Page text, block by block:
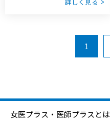
1
女医プラス・医師プラスとは